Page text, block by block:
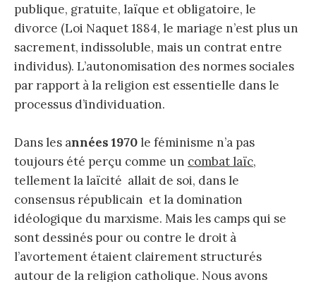
publique, gratuite, laïque et obligatoire, le
divorce (Loi Naquet 1884, le mariage n’est plus un
sacrement, indissoluble, mais un contrat entre
individus). L’autonomisation des normes sociales
par rapport à la religion est essentielle dans le
processus d’individuation.
Dans les années 1970le féminisme n’a pas
toujours été perçu comme un combat laïc,
tellement la laïcité allait de soi, dans le
consensus républicain et la domination
idéologique du marxisme. Mais les camps qui se
sont dessinés pour ou contre le droit à
l’avortement étaient clairement structurés
autour de la religion catholique. Nous avons